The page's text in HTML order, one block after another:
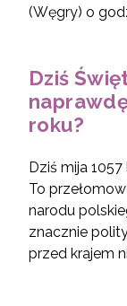
(Węgry) o
Dziś
roku?
Dziś mija
To
narodu
znacznie
przed krajem